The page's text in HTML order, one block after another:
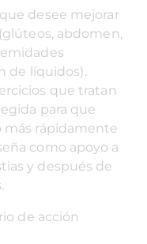
desee mejorar
abdomen,
de líquidos).
que tratan
para que
más rápidamente
como apoyo a
y después de
de acción